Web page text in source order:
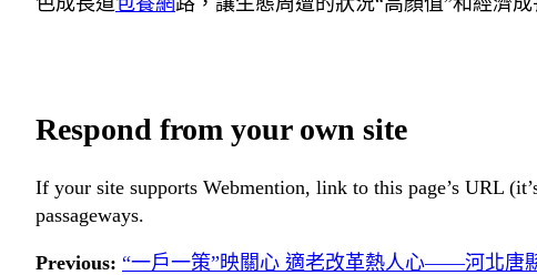
Respond from your own site
If your site supports Webmention, link to this page’s URL
passageways.
Previous: “一戶一策”映關心 適老改革熱人心——河北唐